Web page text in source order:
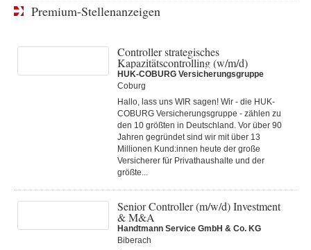
Premium-Stellenanzeigen
Controller strategisches
Kapazitätscontrolling (w/m/d)
HUK-COBURG Versicherungsgruppe
Coburg
Hallo, lass uns WIR sagen! Wir - die HUK-
COBURG Versicherungsgruppe - zählen zu
den 10 größten in Deutschland. Vor über 90
Jahren gegründet sind wir mit über 13
Millionen Kund:innen heute der große
Versicherer für Privathaushalte und der
größte...
Senior Controller (m/w/d) Investment
& M&A
Handtmann Service GmbH & Co. KG
Biberach